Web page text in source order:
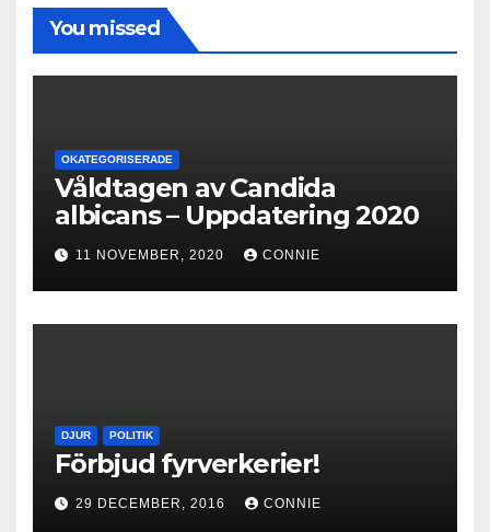
You missed
OKATEGORISERADE
Våldtagen av Candida
albicans – Uppdatering 2020
11 NOVEMBER, 2020 CONNIE
DJUR POLITIK
Förbjud fyrverkerier!
29 DECEMBER, 2016 CONNIE